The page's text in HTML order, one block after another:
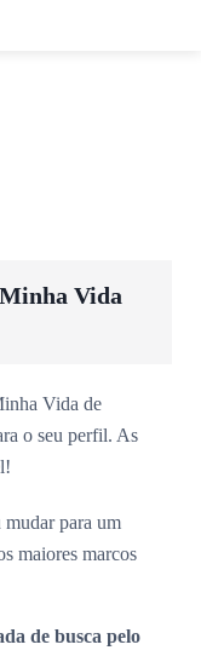
Vida
Vida de
o seu perfil. As
para um
maiores marcos
de busca pelo